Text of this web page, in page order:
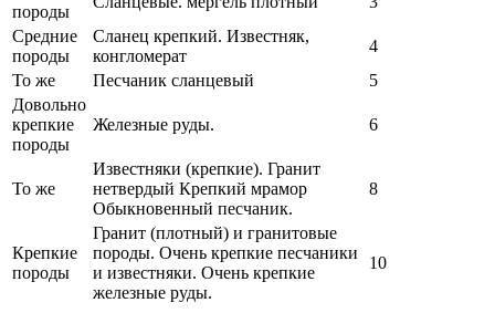
породы
Средние
породы
Сланец крепкий. Известняк,
конгломерат
4
То же
Песчаник сланцевый
5
Довольно
крепкие
породы
Железные руды. 6
То же
Известняки (крепкие). Гранит
нетвердый Крепкий мрамор
Обыкновенный песчаник.
8
Крепкие
породы
Гранит (плотный) и гранитовые
породы. Очень крепкие песчаники
и известняки. Очень крепкие
железные руды.
10